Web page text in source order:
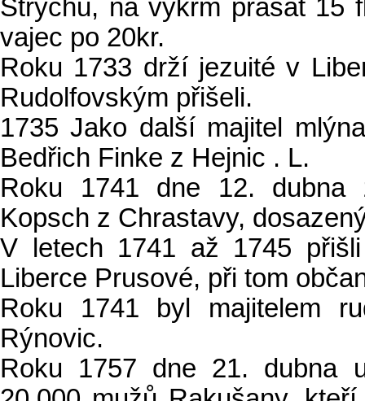
Strychů, na výkrm prasat 15
vajec po 20kr.
Roku 1733 drží jezuité v
Rudolfovským přišeli.
1735 Jako další majitel
Bedřich Finke z Hejnic . L.
Roku 1741 dne 12. dubna
Kopsch z Chrastavy,
V letech 1741 až 1745
Liberce Prusové, při tom
Roku 1741 byl majitelem
Rýnovic.
Roku 1757 dne 21. dubna